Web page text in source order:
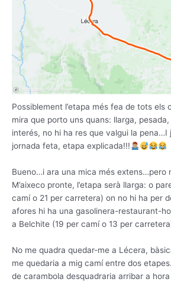
Possiblement l’etapa més fea de tots
mira que porto uns quans: llarga,
interés, no hi ha res que valgui la pena…I
jornada feta, etapa explicada!!!
Bueno…i ara una mica més extens…pero
M’aixeco pronte, l’etapa serà llarga: o
camí o 21 per carretera) on no hi ha per
afores hi ha una gasolinera-restaurant-
a Belchite (19 per camí o 13 per
No me quadra quedar-me a Lécera,
me quedaria a mig camí entre dos
de carambola desquadraria arribar a